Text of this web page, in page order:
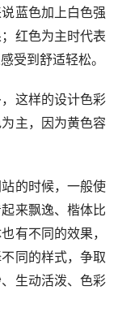
蓝色加上白色强
红色为主时代表
受到舒适轻松。
这样的设计色彩
主，因为黄色容
的时候，一般使
来飘逸、楷体比
有不同的效果，
同的样式，争取
生动活泼、色彩